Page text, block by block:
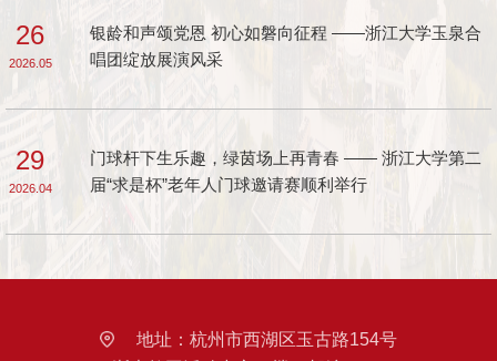
26
2026.05
银龄和声颂党恩 初心如磐向征程 ——浙江大学玉泉合
唱团绽放展演风采
29
2026.04
门球杆下生乐趣，绿茵场上再青春 —— 浙江大学第二
届“求是杯”老年人门球邀请赛顺利举行
地址：杭州市西湖区玉古路154号